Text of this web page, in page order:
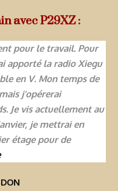
avec P29XZ :
pour le travail. Pour
apporté la radio Xiegu
en V. Mon temps de
j’opérerai
Je vis actuellement au
je mettrai en
étage pour de